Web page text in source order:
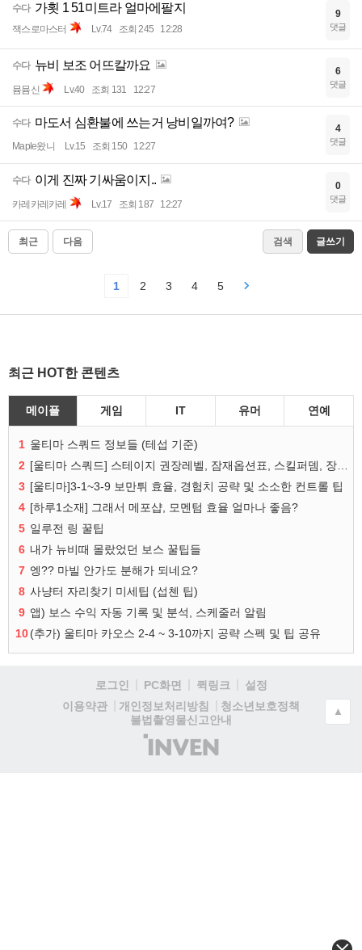
수다 가횟 1 51미트라 얼마에팔지
잭스로마스터 Lv.74 조회 245 12:28
9
댓글
수다 뉴비 보조 어뜨칼까요
뮴뮴신 Lv.40 조회 131 12:27
6
댓글
수다 마도서 심환불에 쓰는거 낭비일까여?
Maple왔니 Lv.15 조회 150 12:27
4
댓글
수다 이게 진짜 기싸움이지..
카레카레카레 Lv.17 조회 187 12:27
0
댓글
최근 다음 검색 글쓰기
1 2 3 4 5
최근 HOT한 콘텐츠
메이플 게임 IT 유머 연예
1 울티마 스쿼드 정보들 (테섭 기준)
2
[울티마 스쿼드] 스테이지 권장레벨, 잠재옵션표, 스킬퍼뎀, 장비 리스트 및 능력치 공유
3 [울티마]3-1~3-9 보만튀 효율, 경험치 공략 및 소소한 컨트롤 팁
4 [하루1소재] 그래서 메포샵, 모멘텀 효율 얼마나 좋음?
5 일루전 링 꿀팁
6 내가 뉴비때 몰랐었던 보스 꿀팁들
7 엥?? 마빌 안가도 분해가 되네요?
8 사냥터 자리찾기 미세팁 (섭첸 팁)
9 앱) 보스 수익 자동 기록 및 분석, 스케줄러 알림
10(추가) 울티마 카오스 2-4 ~ 3-10까지 공략 스펙 및 팁 공유
로그인 PC화면 퀵링크
설정
이용약관
개인정보처리방침
청소년보호정책
불법촬영물신고안내
(주)
인
▲